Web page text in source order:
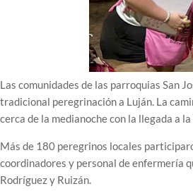
Las comunidades de las parroquias San
tradicional peregrinación a Luján. La
cerca de la medianoche con la llegada a
Más de 180 peregrinos locales
coordinadores y personal de enfermería
Rodríguez y Ruizán.